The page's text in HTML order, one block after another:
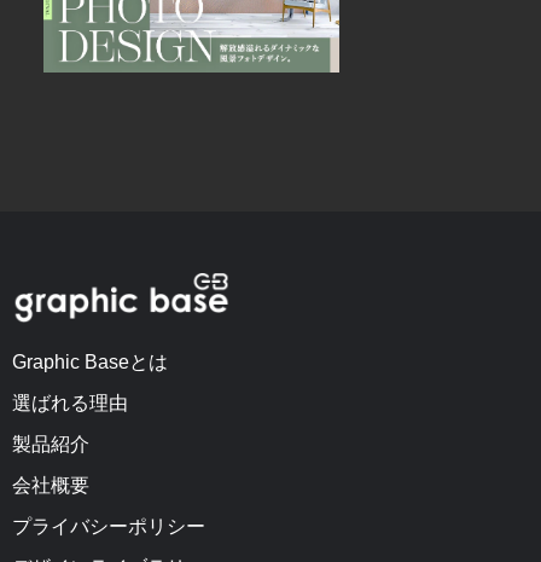
Graphic Baseとは
選ばれる理由
製品紹介
会社概要
プライバシーポリシー